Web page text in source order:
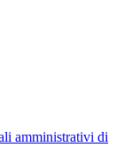
amministrativi di